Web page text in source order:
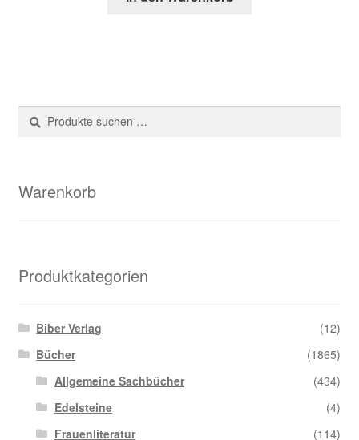
Suche
nach:
Suchen
Warenkorb
Produktkategorien
Biber Verlag
(12)
Bücher
(1865)
Allgemeine Sachbücher
(434)
Edelsteine
(4)
Frauenliteratur
(114)